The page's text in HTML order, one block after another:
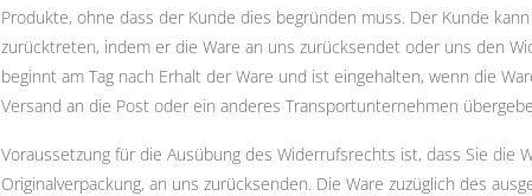
Produkte, ohne dass der Kunde dies begründen muss. Der Kunde
zurücktreten, indem er die Ware an uns zurücksendet oder uns den
beginnt am Tag nach Erhalt der Ware und ist eingehalten, wenn die
Versand an die Post oder ein anderes Transportunternehmen
Voraussetzung für die Ausübung des Widerrufsrechts ist, dass Sie die
Originalverpackung, an uns zurücksenden. Die Ware zuzüglich des